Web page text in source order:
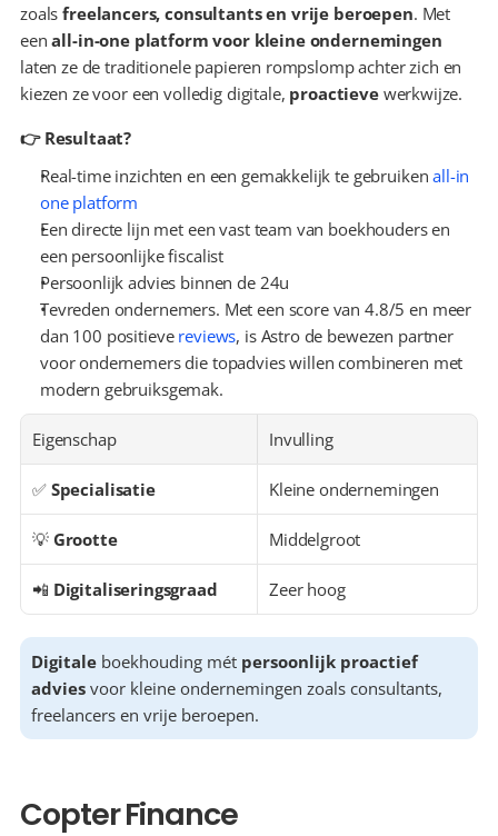
zoals freelancers, consultants en vrije beroepen. Met
een all-in-one platform voor kleine ondernemingen
laten ze de traditionele papieren rompslomp achter zich en
kiezen ze voor een volledig digitale, proactieve werkwijze.
👉 Resultaat?
Real-time inzichten en een gemakkelijk te gebruiken all-in
one platform
Een directe lijn met een vast team van boekhouders en
een persoonlijke fiscalist
Persoonlijk advies binnen de 24u
Tevreden ondernemers. Met een score van 4.8/5 en meer
dan 100 positieve reviews, is Astro de bewezen partner
voor ondernemers die topadvies willen combineren met
modern gebruiksgemak.
Eigenschap Invulling
✅ Specialisatie Kleine ondernemingen
💡 Grootte Middelgroot
📲 Digitaliseringsgraad Zeer hoog
Digitale boekhouding mét persoonlijk proactief
advies voor kleine ondernemingen zoals consultants,
freelancers en vrije beroepen.
Copter Finance